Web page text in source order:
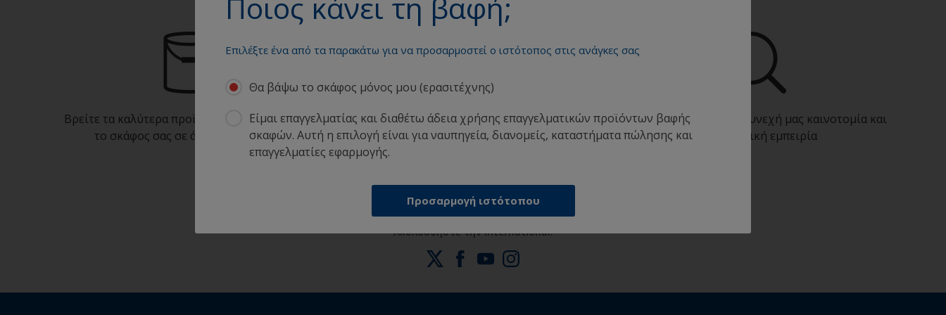
Επιλέξτε ένα από τα παρακάτω για να προσαρμοστεί ο ιστότοπος στις ανάγκες σας
Θα βάψω το σκάφος μόνος μου (ερασιτέχνης)
Είμαι επαγγελματίας και διαθέτω άδεια χρήσης επαγγελματικών προϊόντων βαφής
σκαφών. Αυτή η επιλογή είναι για ναυπηγεία, διανομείς, καταστήματα πώλησης και
επαγγελματίες εφαρμογής.
Προσαρμογή ιστότοπου
Βρείτε τα καλύτερα προϊόντα για να διατηρείτε
το σκάφος σας σε άριστη κατάσταση
Λάβετε όση υποστήριξη χρειάζεστε για να
βάψετε ξένοιαστοι
Επωφεληθείτε από τη συνεχή μας καινοτομία και
επιστημονική εμπειρία
Ακολουθήστε την International: